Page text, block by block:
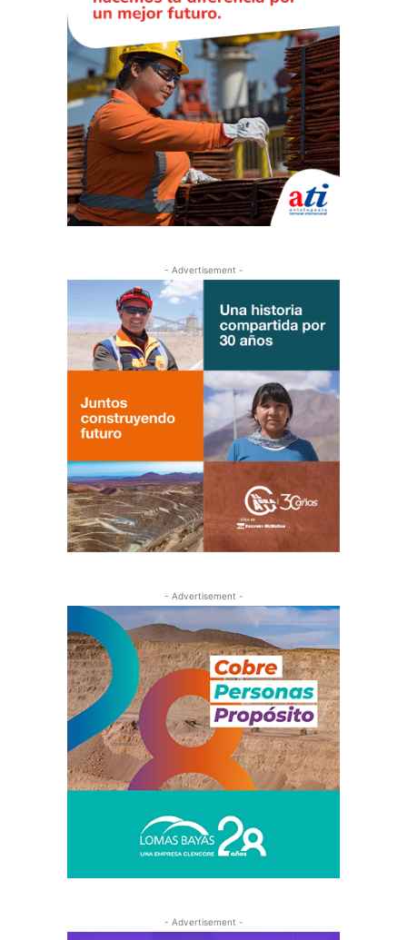
- Advertisement -
- Advertisement -
- Advertisement -